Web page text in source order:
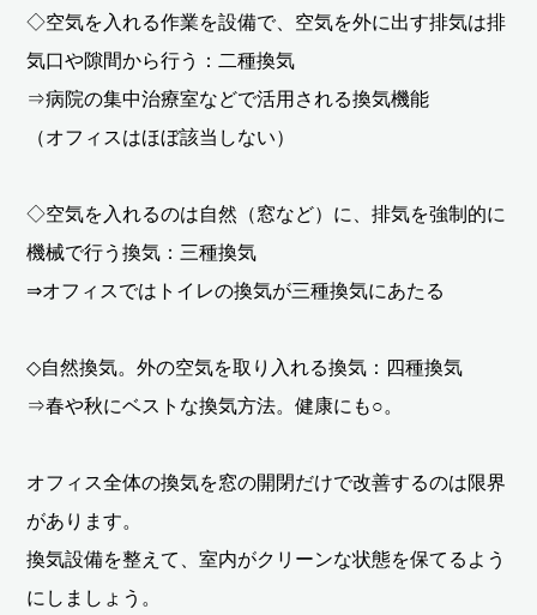
◇空気を入れる作業を設備で、空気を外に出す排気は排
気口や隙間から行う：二種換気
⇒病院の集中治療室などで活用される換気機能
（オフィスはほぼ該当しない）
◇空気を入れるのは自然（窓など）に、排気を強制的に
機械で行う換気：三種換気
⇒オフィスではトイレの換気が三種換気にあたる
◇自然換気。外の空気を取り入れる換気：四種換気
⇒春や秋にベストな換気方法。健康にも○。
オフィス全体の換気を窓の開閉だけで改善するのは限界
があります。
換気設備を整えて、室内がクリーンな状態を保てるよう
にしましょう。